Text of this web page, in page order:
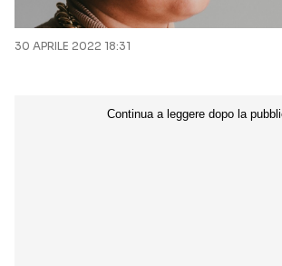
30 APRILE 2022 18:31